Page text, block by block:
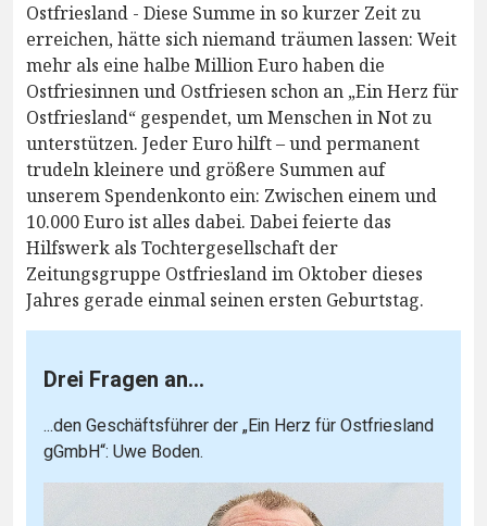
Ostfriesland - Diese Summe in so kurzer Zeit zu
erreichen, hätte sich niemand träumen lassen: Weit
mehr als eine halbe Million Euro haben die
Ostfriesinnen und Ostfriesen schon an „Ein Herz für
Ostfriesland“ gespendet, um Menschen in Not zu
unterstützen. Jeder Euro hilft – und permanent
trudeln kleinere und größere Summen auf
unserem Spendenkonto ein: Zwischen einem und
10.000 Euro ist alles dabei. Dabei feierte das
Hilfswerk als Tochtergesellschaft der
Zeitungsgruppe Ostfriesland im Oktober dieses
Jahres gerade einmal seinen ersten Geburtstag.
Drei Fragen an...
...den Geschäftsführer der „Ein Herz für Ostfriesland
gGmbH“: Uwe Boden.